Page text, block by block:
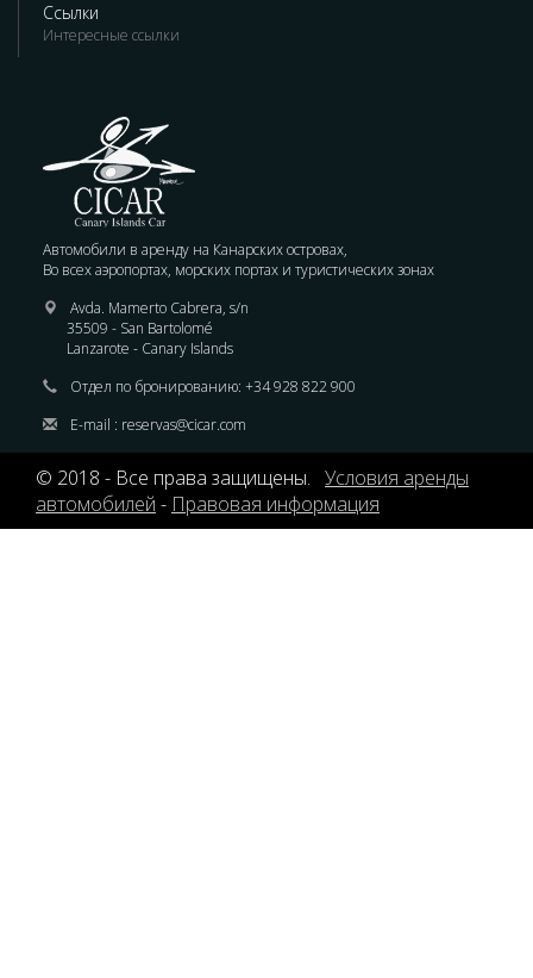
Ссылки
Интересные ссылки
Автомобили в аренду на Канарских островах,
Во всех аэропортах, морских портах и туристических зонах
Avda. Mamerto Cabrera, s/n
35509 - San Bartolomé
Lanzarote - Canary Islands
Отдел по бронированию: +34 928 822 900
E-mail : reservas@cicar.com
© 2018 - Все права защищены. Условия аренды
автомобилей - Правовая информация